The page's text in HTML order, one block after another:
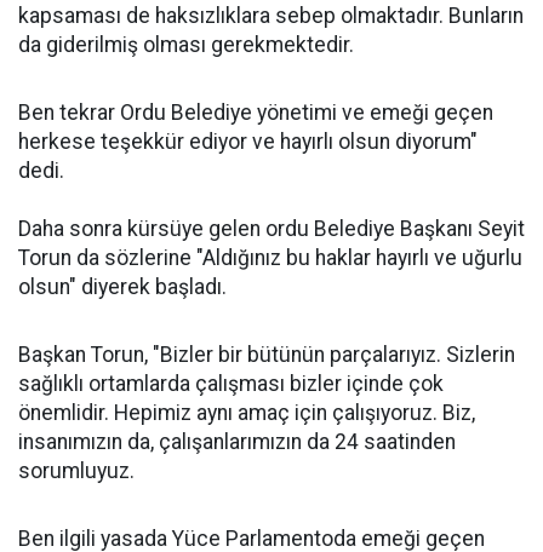
kapsaması de haksızlıklara sebep olmaktadır. Bunların
da giderilmiş olması gerekmektedir.
Ben tekrar Ordu Belediye yönetimi ve emeği geçen
herkese teşekkür ediyor ve hayırlı olsun diyorum"
dedi.
Daha sonra kürsüye gelen ordu Belediye Başkanı Seyit
Torun da sözlerine "Aldığınız bu haklar hayırlı ve uğurlu
olsun" diyerek başladı.
Başkan Torun, "Bizler bir bütünün parçalarıyız. Sizlerin
sağlıklı ortamlarda çalışması bizler içinde çok
önemlidir. Hepimiz aynı amaç için çalışıyoruz. Biz,
insanımızın da, çalışanlarımızın da 24 saatinden
sorumluyuz.
Ben ilgili yasada Yüce Parlamentoda emeği geçen